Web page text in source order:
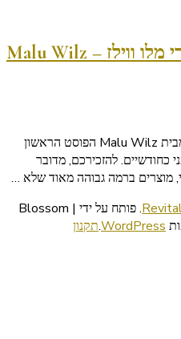
סקירה שלישית של מוצרי מלו ווילז – Malu Wilz
מלו
זהו הפוסט השלישי שלי על מוצרים מבית Malu Wilz הפוסט הראשון
כחודשיים. להזכירכם, מדובר
מוצרים ברמה גבוהה מאוד שלא …
.
פותח על ידי | Blossom
WordPress
.תקנון